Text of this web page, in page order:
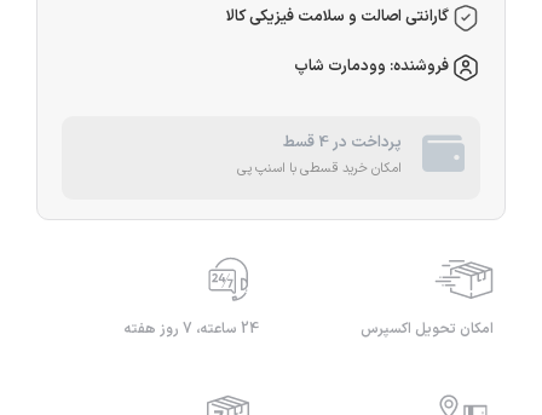
گارانتی اصالت و سلامت فیزیکی کالا
فروشنده: وودمارت شاپ
پرداخت در 4 قسط
امکان خرید قسطی با اسنپ پی
امکان تحویل اکسپرس 24 ساعته، 7 روز هفته